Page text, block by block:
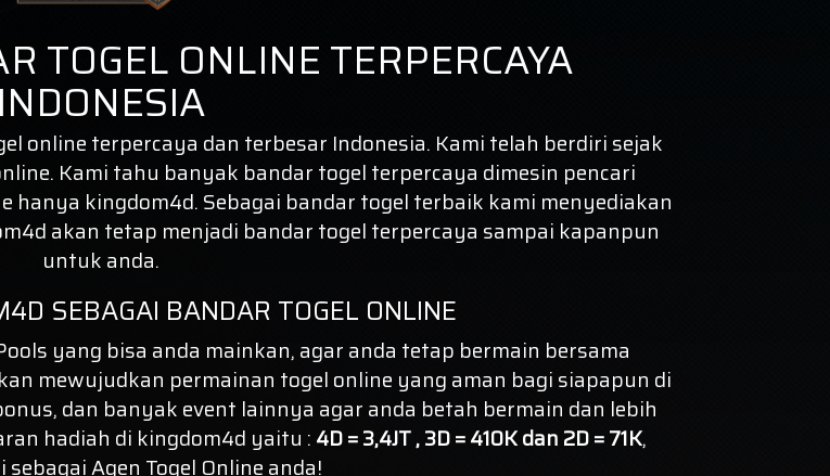
TOGEL ONLINE TERPERCAYA
INDONESIA
online terpercaya dan terbesar Indonesia. Kami telah berdiri sejak
Kami tahu banyak bandar togel terpercaya dimesin pencari
kingdom4d. Sebagai bandar togel terbaik kami menyediakan
akan tetap menjadi bandar togel terpercaya sampai kapanpun
untuk anda.
SEBAGAI BANDAR TOGEL ONLINE
yang bisa anda mainkan, agar anda tetap bermain bersama
mewujudkan permainan togel online yang aman bagi siapapun di
dan banyak event lainnya agar anda betah bermain dan lebih
hadiah di kingdom4d yaitu :4D = 3,4JT , 3D = 410K dan 2D = 71K,
sebagai Agen Togel Online anda!